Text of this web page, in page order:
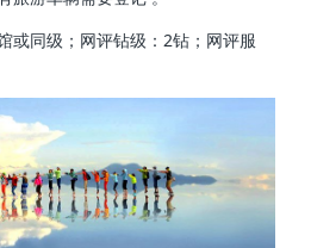
或同级；网评钻级：2钻；网评服